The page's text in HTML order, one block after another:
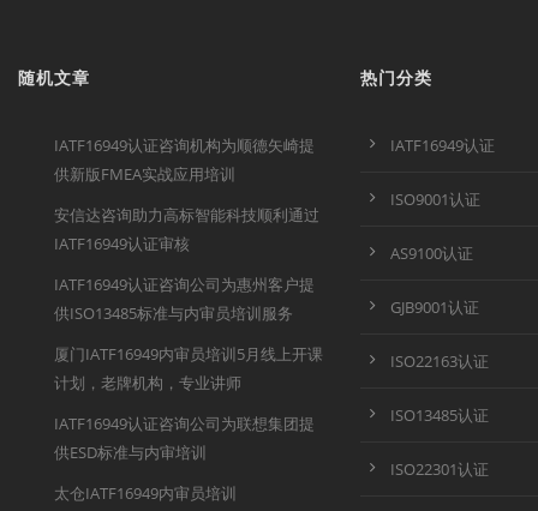
随机文章
IATF16949认证咨询机构为顺德矢崎提
供新版FMEA实战应用培训
安信达咨询助力高标智能科技顺利通过
IATF16949认证审核
IATF16949认证咨询公司为惠州客户提
供ISO13485标准与内审员培训服务
厦门IATF16949内审员培训5月线上开课
计划，老牌机构，专业讲师
IATF16949认证咨询公司为联想集团提
供ESD标准与内审培训
太仓IATF16949内审员培训
热门分类
IATF16949认证
ISO9001认证
AS9100认证
GJB9001认证
ISO22163认证
ISO13485认证
ISO22301认证